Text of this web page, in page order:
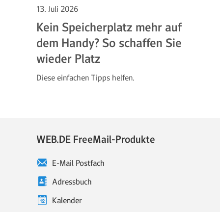
13. Juli 2026
Kein Speicherplatz mehr auf
dem Handy? So schaffen Sie
wieder Platz
Diese einfachen Tipps helfen.
WEB.DE FreeMail-Produkte
E-Mail Postfach
Adressbuch
Kalender